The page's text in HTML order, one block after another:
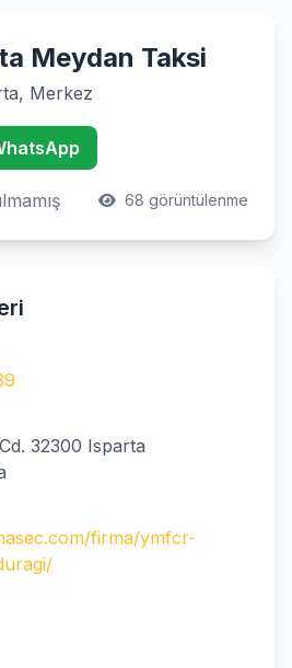
Meydan Taksi
Merkez
68 görüntülenme
32300 Isparta
firma/ymfcr-